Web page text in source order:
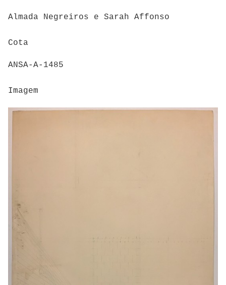
Almada Negreiros e Sarah Affonso
Cota
ANSA-A-1485
Imagem